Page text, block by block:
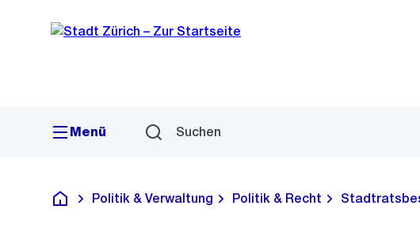
Navigation
Sprunglink
Menü Suchen
Deutsch
Politik & Verwaltung Politik & Recht